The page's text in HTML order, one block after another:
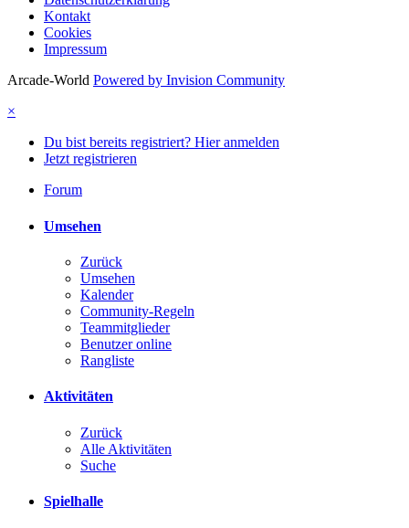
Kontakt
Cookies
Impressum
Arcade-World Powered by Invision Community
×
Du bist bereits registriert? Hier anmelden
Jetzt registrieren
Forum
Umsehen
Zurück
Umsehen
Kalender
Community-Regeln
Teammitglieder
Benutzer online
Rangliste
Aktivitäten
Zurück
Alle Aktivitäten
Suche
Spielhalle